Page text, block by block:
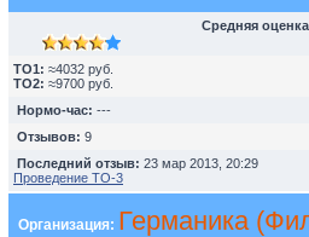
Средняя
TO1: ≈4032 руб.
TO2: ≈9700 руб.
Нормо-час: ---
Отзывов: 9
Последний отзыв: 23 мар 2013, 20:29
Проведение ТО-3
Организация: Германика